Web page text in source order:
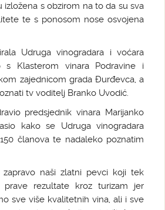
izložena s obzirom na to da su sva
te s ponosom nose osvojena
Udruga vinogradara i voćara
s Klasterom vinara Podravine i
zajednicom grada Đurđevca, a
tv voditelj Branko Uvodić.
predsjednik vinara Marijanko
kako se Udruga vinogradara
članova te nadaleko poznatim
zapravo naši zlatni pevci koji tek
rezultate kroz turizam jer
sve više kvalitetnih vina, ali i sve